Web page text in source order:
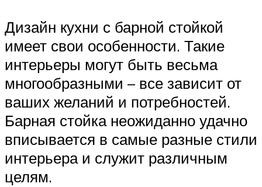
Дизайн кухни с барной стойкой
имеет свои особенности. Такие
интерьеры могут быть весьма
многообразными – все зависит от
ваших желаний и потребностей.
Барная стойка неожиданно удачно
вписывается в самые разные стили
интерьера и служит различным
целям.